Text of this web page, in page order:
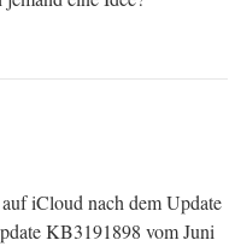
iCloud nach dem Update
KB3191898 vom Juni